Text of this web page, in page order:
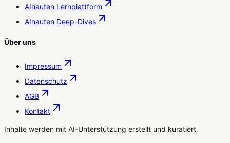
AInauten Lernplattform
AInauten Deep-Dives
Über uns
Impressum
Datenschutz
AGB
Kontakt
Inhalte werden mit AI-Unterstützung erstellt und kuratiert.